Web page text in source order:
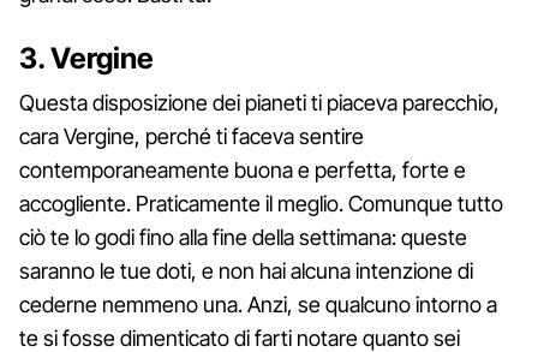
3. Vergine
Questa disposizione dei pianeti ti piaceva parecchio,
cara Vergine, perché ti faceva sentire
contemporaneamente buona e perfetta, forte e
accogliente. Praticamente il meglio. Comunque tutto
ciò te lo godi fino alla fine della settimana: queste
saranno le tue doti, e non hai alcuna intenzione di
cederne nemmeno una. Anzi, se qualcuno intorno a
te si fosse dimenticato di farti notare quanto sei